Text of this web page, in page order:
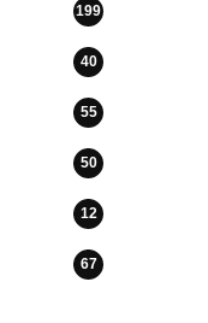
199
40
55
50
12
67